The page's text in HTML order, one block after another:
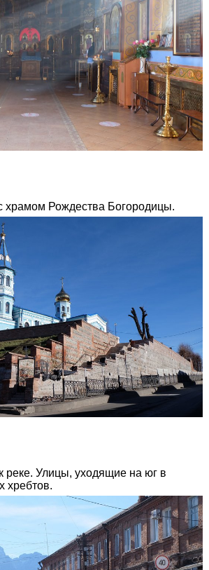
храмом Рождества Богородицы.
реке. Улицы, уходящие на юг в
хребтов.